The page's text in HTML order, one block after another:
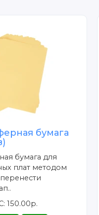
бумага
бумага для
плат методом
150.00р.